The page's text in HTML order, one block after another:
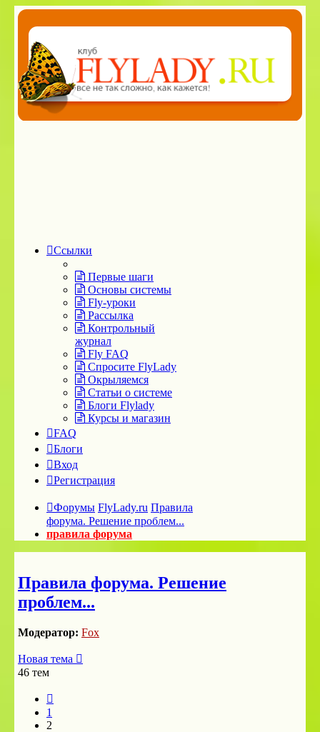
Ссылки
Первые шаги
Основы системы
Fly-уроки
Рассылка
Контрольный
журнал
Fly FAQ
Спросите FlyLady
Окрыляемся
Статьи о системе
Блоги Flylady
Курсы и магазин
FAQ
Блоги
Вход
Регистрация
Форумы FlyLady.ru Правила
форума. Решение проблем...
правила форума
Правила форума. Решение
проблем...
Модератор: Fox
Новая тема
46 тем
1
2